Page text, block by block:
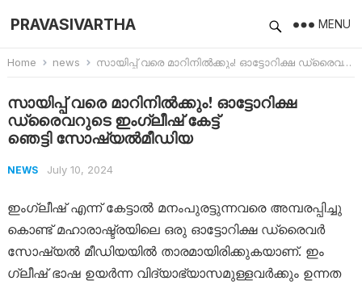
PRAVASIVARTHA MENU
Home news സായിപ്പ് വരെ മാറിനിൽക്കും! ഓട്ടോറിക്ഷ ഡ്രൈവറുടെ ഇം​ഗ്ലീഷ് കേട്ട് ഞെട്ടി സോഷ്യൽമീഡിയ
സായിപ്പ് വരെ മാറിനിൽക്കും! ഓട്ടോറിക്ഷ
ഡ്രൈവറുടെ ഇം​ഗ്ലീഷ് കേട്ട്
ഞെട്ടി സോഷ്യൽമീഡിയ
NEWS July 10, 2024
ഇം​ഗ്ലീഷ് എന്ന് കേട്ടാൽ മനംപുരട്ടുന്നവരെ അമ്പരപ്പിച്ചു
കൊണ്ട് മഹാരാഷ്ട്രയിലെ ഒരു ഓട്ടോറിക്ഷ ഡ്രൈവർ
സോഷ്യൽ മീഡിയയിൽ താരമായിരിക്കുകയാണ്. ഇം​
ഗ്ലീഷ് ഭാഷ ഉയർന്ന വിദ്യാഭ്യാസമുള്ളവർക്കും ഉന്നത